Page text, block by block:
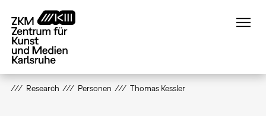
zum
Inhalt
Research Personen Thomas Kessler